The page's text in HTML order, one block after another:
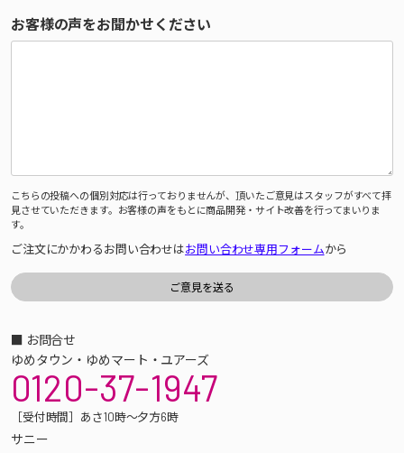
お客様の声をお聞かせください
こちらの投稿への個別対応は行っておりませんが、頂いたご意見はスタッフがすべて拝
見させていただきます。お客様の声をもとに商品開発・サイト改善を行ってまいりま
す。
ご注文にかかわるお問い合わせはお問い合わせ専用フォームから
■ お問合せ
ゆめタウン・ゆめマート・ユアーズ
0120-37-1947
［受付時間］あさ10時～夕方6時
サニー